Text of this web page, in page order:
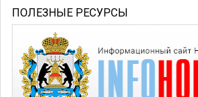
ПОЛЕЗНЫЕ РЕСУРСЫ